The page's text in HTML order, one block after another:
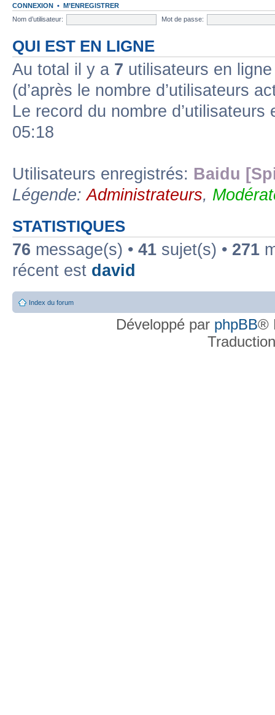
CONNEXION • M’ENREGISTRER
Nom d’utilisateur:
Mot de passe:
QUI EST EN LIGNE
Au total il y a 7 utilisateurs en
(d’après le nombre d’utilisateurs
Le record du nombre
05:18
Utilisateurs enregistrés: Baidu
Légende:Administrateurs,
STATISTIQUES
76 message(s) • 41 sujet(s) • 271
récent est david
Index du forum
Développé par phpBB®